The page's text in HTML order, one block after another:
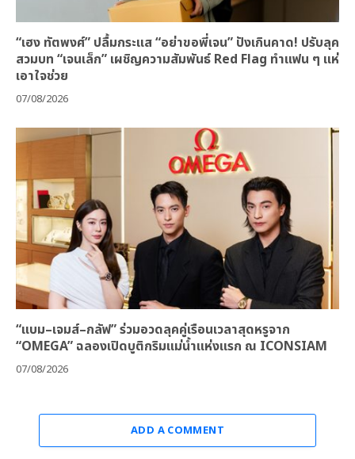
“เฮง ทัตพงศ์” ปลื้มกระแส “อย่าขอพี่เจน” ปังเกินคาด! ปรับลุค
สวมบท “เจนเล็ก” เผชิญความสัมพันธ์ Red Flag ทำแฟน ๆ แห่
เอาใจช่วย
07/08/2026
“แบม–เจมส์–กลัฟ” ร่วมอวดลุคคู่เรือนเวลาสุดหรูจาก
“OMEGA” ฉลองเปิดบูติกริมแม่น้ำแห่งแรก ณ ICONSIAM
07/08/2026
ADD A COMMENT